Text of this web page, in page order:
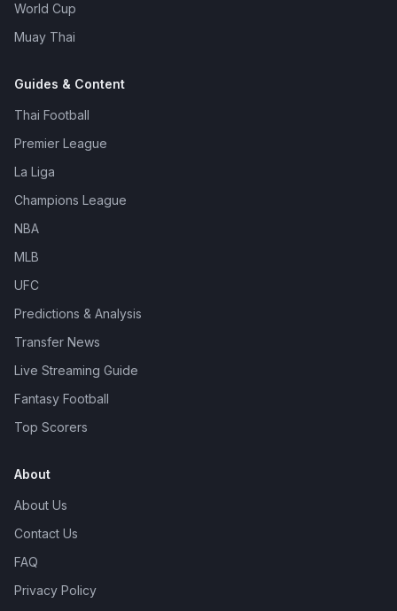
World Cup
Muay Thai
Guides & Content
Thai Football
Premier League
La Liga
Champions League
NBA
MLB
UFC
Predictions & Analysis
Transfer News
Live Streaming Guide
Fantasy Football
Top Scorers
About
About Us
Contact Us
FAQ
Privacy Policy